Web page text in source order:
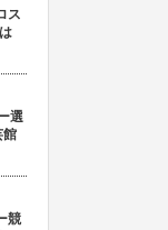
ス
選
館
競